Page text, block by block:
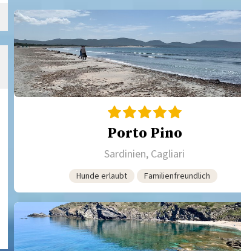
Porto Pino
Sardinien, Cagliari
Hunde erlaubt Familienfreundlich